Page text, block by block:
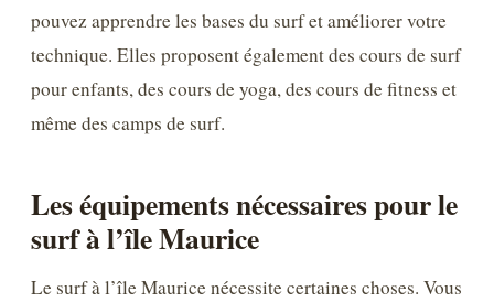
pouvez apprendre les bases du surf et améliorer votre
technique. Elles proposent également des cours de surf
pour enfants, des cours de yoga, des cours de fitness et
même des camps de surf.
Les équipements nécessaires pour le
surf à l’île Maurice
Le surf à l’île Maurice nécessite certaines choses. Vous